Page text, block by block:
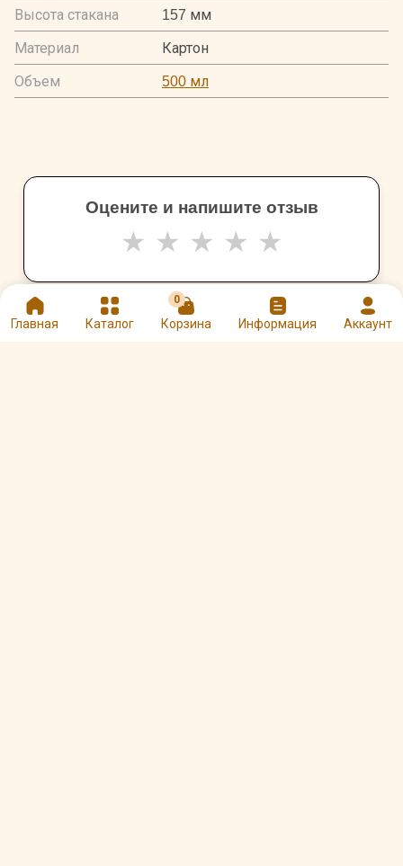
Главная Каталог
0
Корзина Информация Аккаунт
Высота стакана
157 мм
Материал
Картон
Объем
500 мл
Оцените и напишите отзыв
★ ★ ★ ★ ★